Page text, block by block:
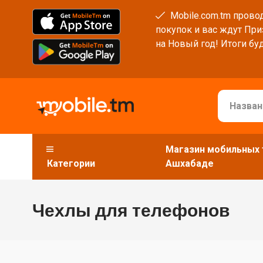
Mobile.com.tm
покупок и вас ждут
на Новый год! Итоги
Категории
Магазин мобильных
Ашхабаде
Чехлы для телефонов